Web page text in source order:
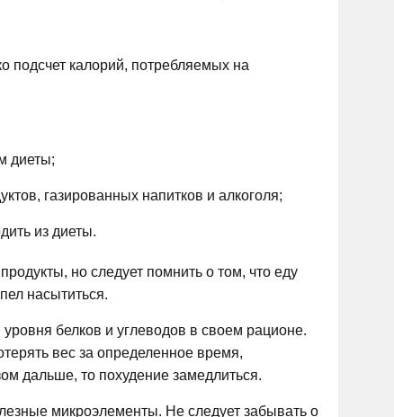
подсчет калорий, потребляемых на
диеты;
газированных напитков и алкоголя;
из диеты.
но следует помнить о том, что еду
насытиться.
белков и углеводов в своем рационе.
вес за определенное время,
дальше, то похудение замедлиться.
микроэлементы. Не следует забывать о